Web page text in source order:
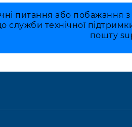
питання або побажання
служби технічної
пошту